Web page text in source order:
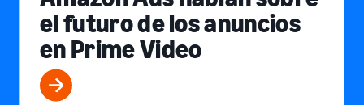
el futuro de los anuncios
en Prime Video